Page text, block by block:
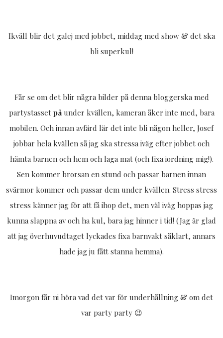
Ikväll blir det galej med jobbet, middag med show & det ska
bli superkul!
Får se om det blir några bilder på denna bloggerska med
partystasset påunder kvällen, kameran åker inte med, bara
mobilen. Och innan avfärd lär det inte bli någon heller, Josef
jobbar hela kvällen så jag ska stressa iväg efter jobbet och
hämta barnen och hem och laga mat (och fixa iordning mig!).
Sen kommer brorsan en stund och passar barnen innan
svärmor kommer och passar dem under kvällen. Stress stress
stress känner jag för att få ihop det, men väl iväg hoppas jag
kunna slappna av och ha kul, bara jag hinner i tid! (Jag är glad
att jag överhuvudtaget lyckades fixa barnvakt såklart, annars
hade jag ju fått stanna hemma).
Imorgon får ni höra vad det var för underhållning & om det
var party party 😉